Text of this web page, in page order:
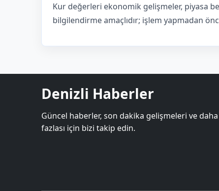
Kur değerleri ekonomik gelişmeler, piyasa
bilgilendirme amaçlıdır; işlem yapmadan
Denizli Haberler
Güncel haberler, son dakika gelişmeleri ve daha
fazlası için bizi takip edin.